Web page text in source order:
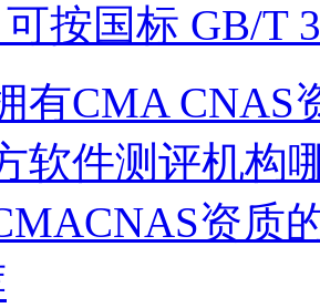
按国标 GB/T
有CMA CNAS
软件测评机构
资质